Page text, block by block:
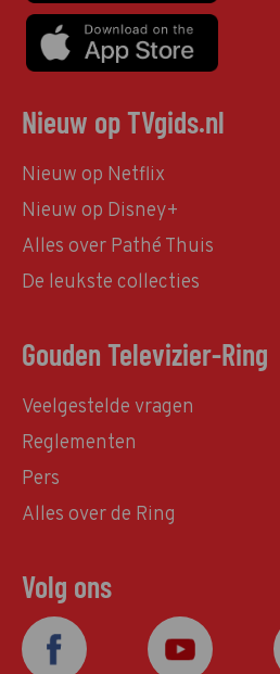
Nieuw op TVgids.nl
Nieuw op Netflix
Nieuw op Disney+
Alles over Pathé Thuis
De leukste collecties
Gouden Televizier-Ring
Veelgestelde vragen
Reglementen
Pers
Alles over de Ring
Volg ons